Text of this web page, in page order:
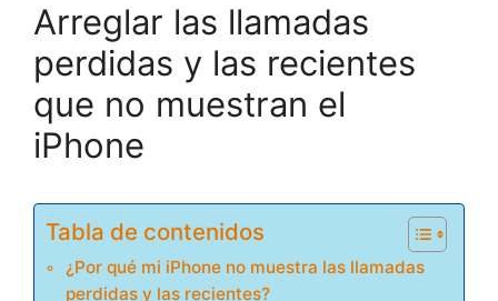
Arreglar las llamadas
perdidas y las recientes
que no muestran el
iPhone
Tabla de contenidos
¿Por qué mi iPhone no muestra las llamadas
perdidas y las recientes?